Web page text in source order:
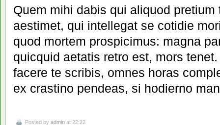
Quem mihi dabis qui aliquod
aestimet, qui intellegat se cotidie
quod mortem prospicimus: magna
quicquid aetatis retro est, mors
facere te scribis, omnes horas
ex crastino pendeas, si hodierno
Posted by admin at 22:22